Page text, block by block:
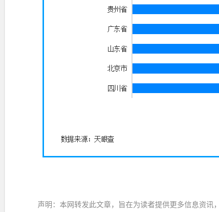
声明：本网转发此文章，旨在为读者提供更多信息资